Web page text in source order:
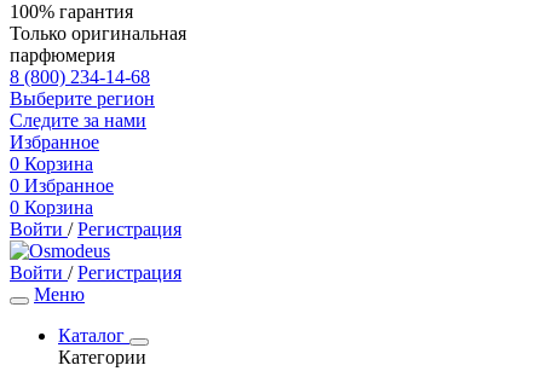
100% гарантия
Только оригинальная
парфюмерия
8 (800) 234-14-68
Выберите регион
Следите за нами
Избранное
0 Корзина
0 Избранное
0 Корзина
Войти / Регистрация
Войти / Регистрация
Меню
Каталог
Категории